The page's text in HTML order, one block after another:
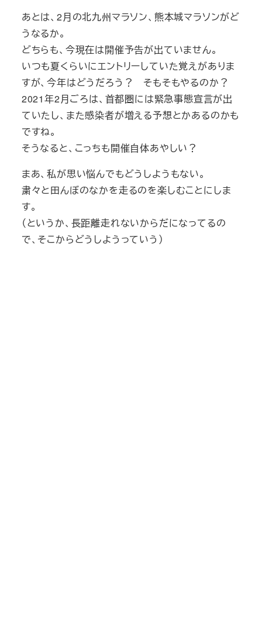
あとは、2月の北九州マラソン、熊本城マラソンがど
うなるか。
どちらも、今現在は開催予告が出ていません。
いつも夏くらいにエントリーしていた覚えがありま
すが、今年はどうだろう？ そもそもやるのか？
2021年2月ごろは、首都圏には緊急事態宣言が出
ていたし、また感染者が増える予想とかあるのかも
ですね。
そうなると、こっちも開催自体あやしい？
まあ、私が思い悩んでもどうしようもない。
粛々と田んぼのなかを走るのを楽しむことにしま
す。
（というか、長距離走れないからだになってるの
で、そこからどうしようっていう）